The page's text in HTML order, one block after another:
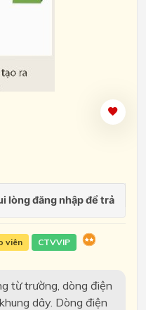
viên CTVVIP
từ trường, dòng điện
dây. Dòng điện